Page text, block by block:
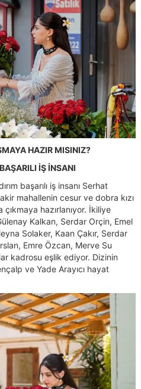
HAZIR MISINIZ?
İŞ İNSANI
başarılı iş insanı Serhat
mahallenin cesur ve dobra kızı
hazırlanıyor. İkiliye
Kalkan, Serdar Orçin, Emel
Solaker, Kaan Çakır, Serdar
Emre Özcan, Merve Su
kadrosu eşlik ediyor. Dizinin
ve Yade Arayıcı hayat